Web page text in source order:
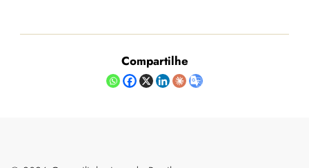
Compartilhe